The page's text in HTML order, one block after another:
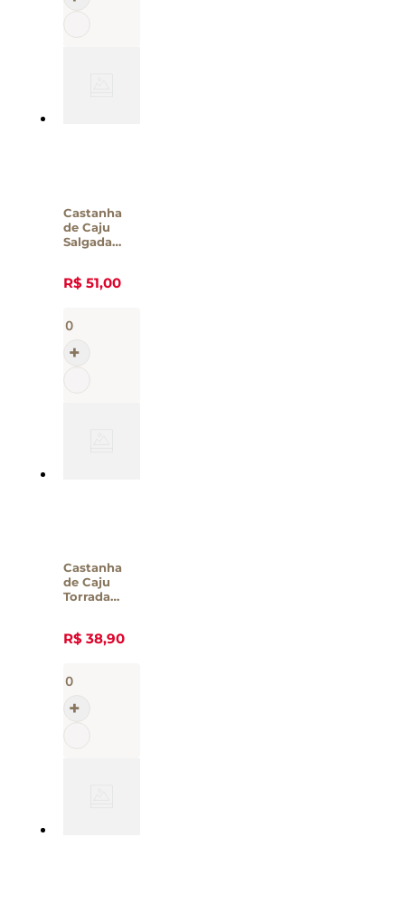
Castanha
de Caju
Salgada
R$ 51,00
Castanha
de Caju
Torrada
R$ 38,90